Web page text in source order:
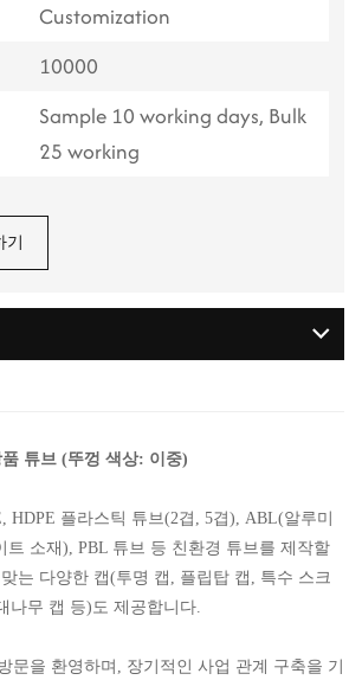
Customization
10000
Sample 10 working days, Bulk
25 working
기
튜브 (뚜껑 색상: 이중)
HDPE 플라스틱 튜브(2겹, 5겹), ABL(알루미
트 소재), PBL 튜브 등 친환경 튜브를 제작할
는 다양한 캡(투명 캡, 플립탑 캡, 특수 스크
나무 캡 등)도 제공합니다.
문을 환영하며, 장기적인 사업 관계 구축을 기